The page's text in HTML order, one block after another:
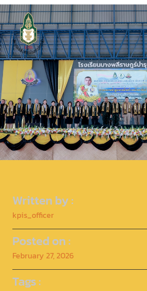
Written by :
kpis_officer
Posted on :
February 27, 2026
Tags :